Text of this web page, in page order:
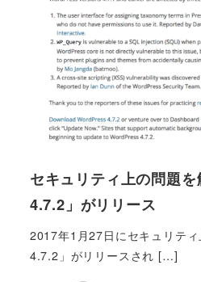
セキュリティ上の問題
4.7.2」がリリース
2017年1月27日にセキュリテ
4.7.2」がリリースされ […]